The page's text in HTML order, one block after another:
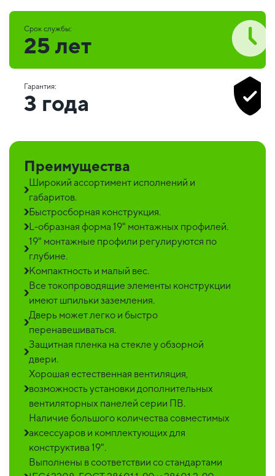
Срок службы:
25 лет
Гарантия:
3 года
Преимущества
Широкий ассортимент исполнений и
габаритов.
Быстросборная конструкция.
L-образная форма 19" монтажных профилей.
19" монтажные профили регулируются по
глубине.
Компактность и малый вес.
Все токопроводящие элементы конструкции
имеют шпильки заземления.
Дверь может легко и быстро
перенавешиваться.
Защитная пленка на стекле у обзорной
двери.
Хорошая естественная вентиляция,
возможность установки дополнительных
вентиляторных панелей серии ПВ.
Наличие большого количества совместимых
аксессуаров и комплектующих для
конструктива 19".
Выполнены в соответствии со стандартами